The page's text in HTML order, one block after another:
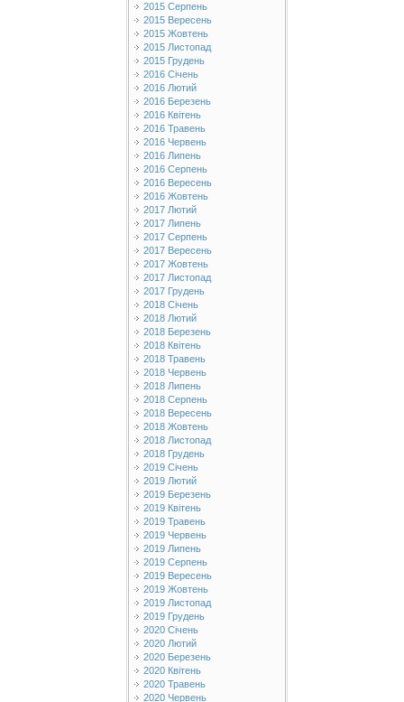
2015 Серпень
2015 Вересень
2015 Жовтень
2015 Листопад
2015 Грудень
2016 Січень
2016 Лютий
2016 Березень
2016 Квітень
2016 Травень
2016 Червень
2016 Липень
2016 Серпень
2016 Вересень
2016 Жовтень
2017 Лютий
2017 Липень
2017 Серпень
2017 Вересень
2017 Жовтень
2017 Листопад
2017 Грудень
2018 Січень
2018 Лютий
2018 Березень
2018 Квітень
2018 Травень
2018 Червень
2018 Липень
2018 Серпень
2018 Вересень
2018 Жовтень
2018 Листопад
2018 Грудень
2019 Січень
2019 Лютий
2019 Березень
2019 Квітень
2019 Травень
2019 Червень
2019 Липень
2019 Серпень
2019 Вересень
2019 Жовтень
2019 Листопад
2019 Грудень
2020 Січень
2020 Лютий
2020 Березень
2020 Квітень
2020 Травень
2020 Червень